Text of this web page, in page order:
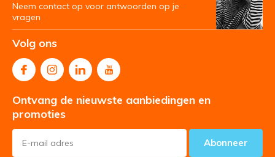
Neem contact op voor antwoorden op je
vragen
Volg ons
Ontvang de nieuwste aanbiedingen en
promoties
Abonneer